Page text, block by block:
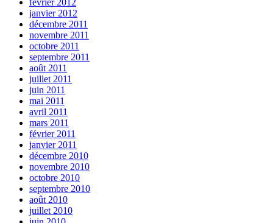
février 2012
janvier 2012
décembre 2011
novembre 2011
octobre 2011
septembre 2011
août 2011
juillet 2011
juin 2011
mai 2011
avril 2011
mars 2011
février 2011
janvier 2011
décembre 2010
novembre 2010
octobre 2010
septembre 2010
août 2010
juillet 2010